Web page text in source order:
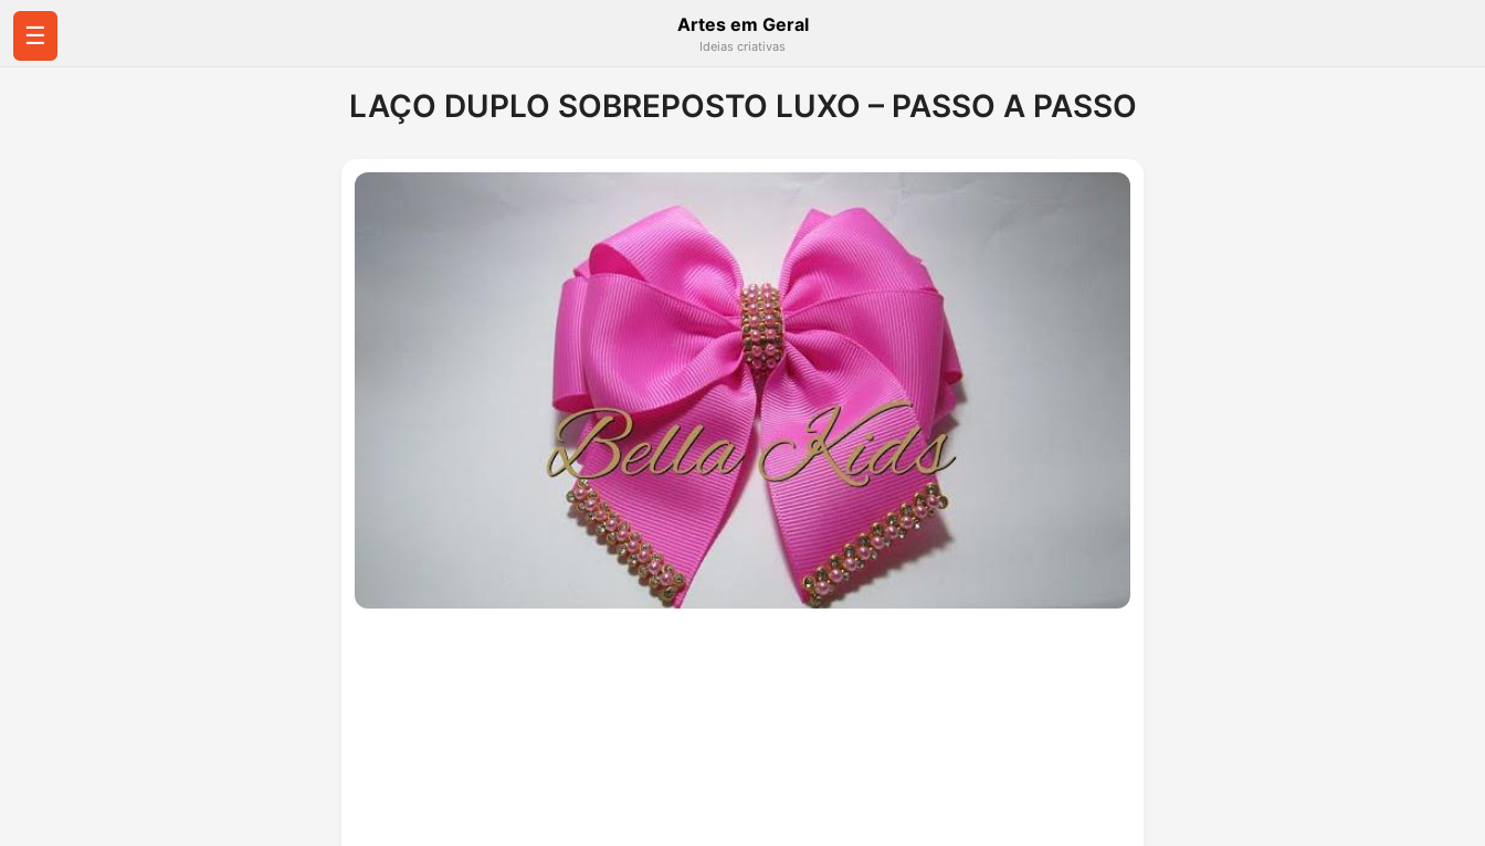
☰ Artes em Geral
Ideias criativas
LAÇO DUPLO SOBREPOSTO LUXO – PASSO A PASSO